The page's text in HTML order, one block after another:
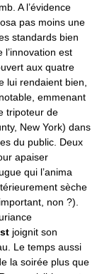
A l’évidence
pas moins une
standards bien
est
aux quatre
lui rendaient bien,
emmenant
tripoteur de
New York) dans
du public. Deux
apaiser
qui l’anima
sèche
non ?).
joignit son
Le temps aussi
la soirée plus que